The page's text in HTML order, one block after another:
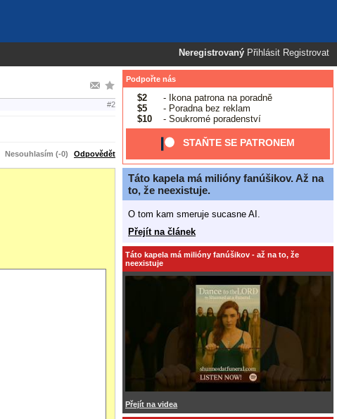
Neregistrovaný Přihlásit Registrovat
#2
Nesouhlasím (-0) Odpovědět
Podpořte nás
$2
- Ikona patrona na poradně
$5
- Poradna bez reklam
$10
- Soukromé poradenství
STAŇTE SE PATRONEM
Táto kapela má milióny fanúšikov. Až na
to, že neexistuje.
O tom kam smeruje sucasne AI.
Přejít na článek
Táto kapela má milióny fanúšikov - až na to, že
neexistuje
Přejít na videa